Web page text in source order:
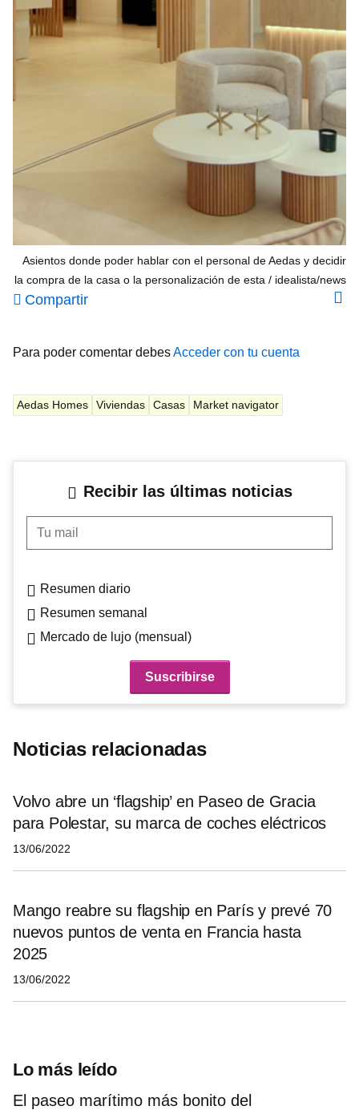
Asientos donde poder hablar con el personal de Aedas y decidir
la compra de la casa o la personalización de esta
idealista/news
Compartir
Para poder comentar debesAcceder con tu cuenta
Aedas Homes Viviendas Casas Market navigator
Recibir las últimas noticias
Tu mail
Resumen diario
Resumen semanal
Mercado de lujo (mensual)
Noticias relacionadas
Volvo abre un ‘flagship’ en Paseo de Gracia
para Polestar, su marca de coches eléctricos
13/06/2022
Mango reabre su flagship en París y prevé 70
nuevos puntos de venta en Francia hasta
2025
13/06/2022
Lo más leído
El paseo marítimo más bonito del